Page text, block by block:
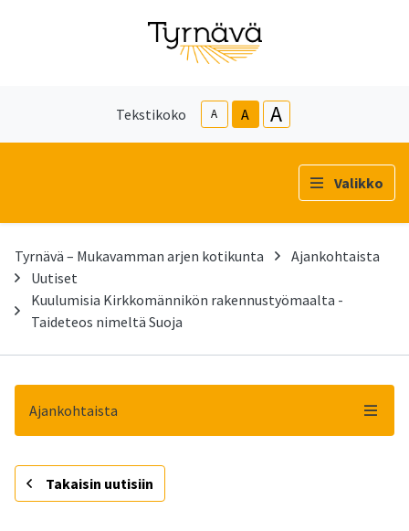
Tekstikoko A A A
Valikko
Tyrnävä – Mukavamman arjen kotikunta
Ajankohtaista
Uutiset
Kuulumisia Kirkkomännikön rakennustyömaalta -
Taideteos nimeltä Suoja
Ajankohtaista
- Takaisin uutisiin